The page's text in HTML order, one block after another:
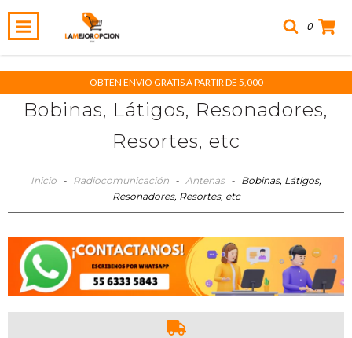
0
OBTEN ENVIO GRATIS A PARTIR DE 5,000
Bobinas, Látigos, Resonadores,
Resortes, etc
Inicio - Radiocomunicación - Antenas - Bobinas, Látigos,
Resonadores, Resortes, etc